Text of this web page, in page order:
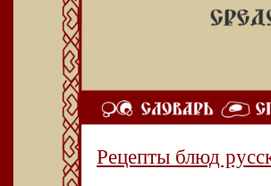
Рецепты блюд